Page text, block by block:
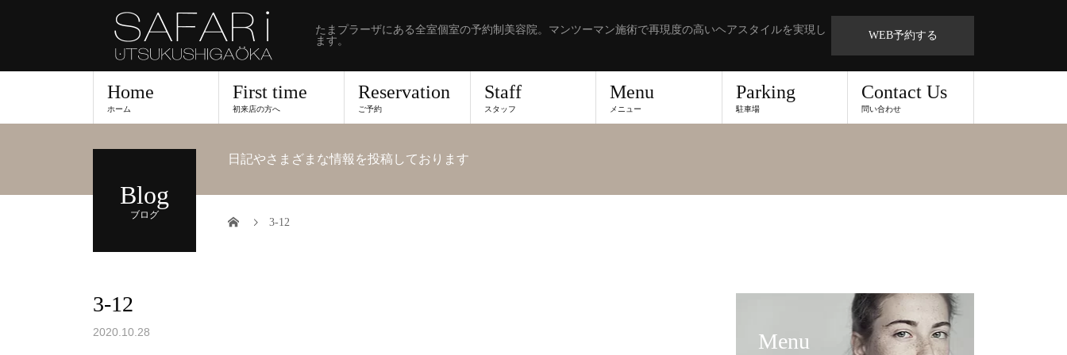
たまプラーザにある全室個室の予約制美容院。マンツーマン施術で再現度の高いヘアスタイルを実現し
ます。
WEB予約する
Home
ホーム
First time
初来店の方へ
Reservation
ご予約
Staff
スタッフ
Menu
メニュー
Parking
駐車場
Contact Us
問い合わせ
Blog
ブログ
日記やさまざまな情報を投稿しております
3-12
3-12
2020.10.28 Menu